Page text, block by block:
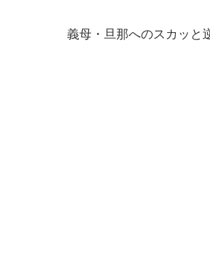
義母・旦那へのスカッと